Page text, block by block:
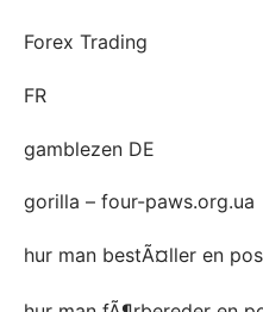
Forex Trading
FR
gamblezen DE
gorilla – four-paws.org.ua
hur man bestÃ¤ller en